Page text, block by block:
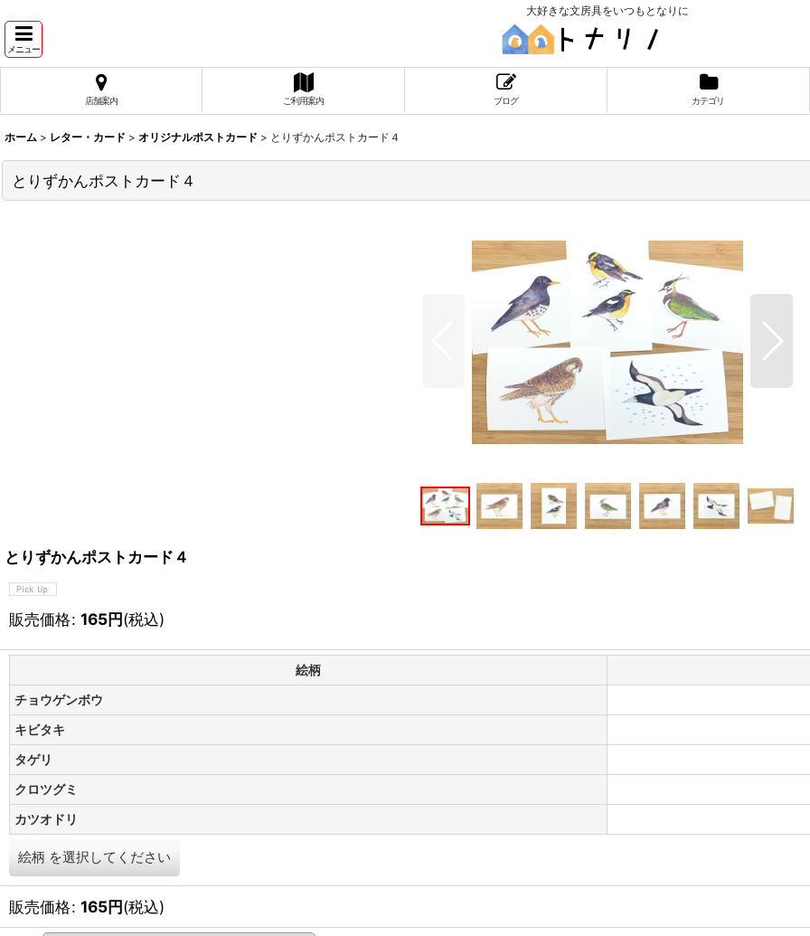
大好きな文房具をいつもとなりに
メニュー
店舗案内 ご利用案内 ブログ カテゴリ
ホーム > レター・カード > オリジナルポストカード > とりずかんポストカード４
とりずかんポストカード４
とりずかんポストカード４
販売価格: 165円(税込)
絵柄
チョウゲンボウ
キビタキ
タゲリ
クロツグミ
カツオドリ
絵柄 を選択してください
販売価格: 165円(税込)